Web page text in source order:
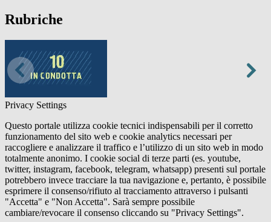
Rubriche
Privacy Settings
Questo portale utilizza cookie tecnici indispensabili per il corretto
funzionamento del sito web e cookie analytics necessari per
raccogliere e analizzare il traffico e l’utilizzo di un sito web in modo
totalmente anonimo. I cookie social di terze parti (es. youtube,
twitter, instagram, facebook, telegram, whatsapp) presenti sul portale
potrebbero invece tracciare la tua navigazione e, pertanto, è possibile
esprimere il consenso/rifiuto al tracciamento attraverso i pulsanti
"Accetta" e "Non Accetta". Sarà sempre possibile
cambiare/revocare il consenso cliccando su "Privacy Settings".